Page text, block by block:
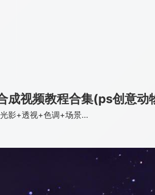
成视频教程合集(ps创意动
影+透视+色调+场景…